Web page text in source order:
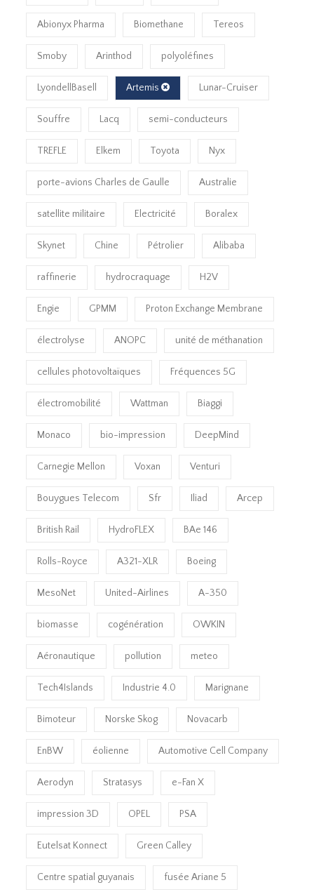
Abionyx Pharma Biomethane Tereos
Smoby Arinthod polyoléfines
LyondellBasell Artemis Lunar-Cruiser
Souffre Lacq semi-conducteurs
TREFLE Elkem Toyota Nyx
porte-avions Charles de Gaulle Australie
satellite militaire Electricité Boralex
Skynet Chine Pétrolier Alibaba
raffinerie hydrocraquage H2V
Engie GPMM Proton Exchange Membrane
électrolyse ANOPC unité de méthanation
cellules photovoltaïques Fréquences 5G
électromobilité Wattman Biaggi
Monaco bio-impression DeepMind
Carnegie Mellon Voxan Venturi
Bouygues Telecom Sfr Iliad Arcep
British Rail HydroFLEX BAe 146
Rolls-Royce A321-XLR Boeing
MesoNet United-Airlines A-350
biomasse cogénération OWKIN
Aéronautique pollution meteo
Tech4Islands Industrie 4.0 Marignane
Bimoteur Norske Skog Novacarb
EnBW éolienne Automotive Cell Company
Aerodyn Stratasys e-Fan X
impression 3D OPEL PSA
Eutelsat Konnect Green Calley
Centre spatial guyanais fusée Ariane 5